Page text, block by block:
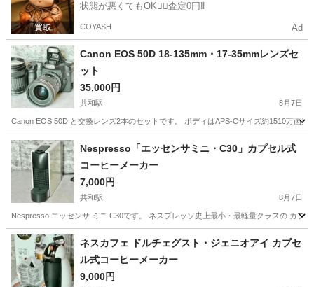
状態が悪くてもOK🙆‍♀️査定0円‼️
COYASH Ad
Canon EOS 50D 18-135mm・17-35mmレンズセ
ット
35,000円
共和駅 8月7日
Canon EOS 50D と交換レンズ2本のセットです。 ボディはAPS-Cサイズ約1510万画
愛知 大府市 家電
Nespresso「エッセンサミニ・C30」カプセル式
コーヒーメーカー
7,000円
共和駅 8月7日
Nespresso エッセンサ ミニ C30です。 ネスプレッソ史上最小・最軽量クラスの カプ
愛知 大府市 共和駅 家電 Nespresso
ネスカフェ ドルチェグスト・ジェニオアイ カプセ
ル式コーヒーメーカー
9,000円